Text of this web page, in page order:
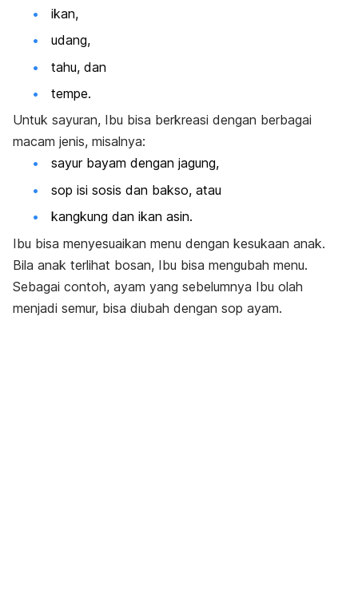
ikan,
udang,
tahu, dan
tempe.
Untuk sayuran, Ibu bisa berkreasi dengan berbagai
macam jenis, misalnya:
sayur bayam dengan jagung,
sop isi sosis dan bakso, atau
kangkung dan ikan asin.
Ibu bisa menyesuaikan menu dengan kesukaan anak.
Bila anak terlihat bosan, Ibu bisa mengubah menu.
Sebagai contoh, ayam yang sebelumnya Ibu olah
menjadi semur, bisa diubah dengan sop ayam.